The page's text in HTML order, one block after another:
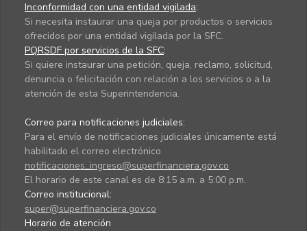
Inconformidad con una entidad vigilada:
Si necesita instaurar una queja por productos o servicios
ofrecidos por una entidad vigilada por la SFC.
PQRSDF por servicios de la SFC:
Si quiere instaurar una petición, queja, reclamo, solicitud,
denuncia o felicitación con relación a los servicios o a la
atención de esta Superintendencia.
Correo para notificaciones judiciales:
Para el envío de notificaciones judiciales únicamente está
habilitado el correo electrónico
notificaciones_ingreso@superfinanciera.gov.co
El horario de este canal es de 8:15 a.m. a 5:00 p.m.
Correo institucional:
super@superfinanciera.gov.co
Horario de atención